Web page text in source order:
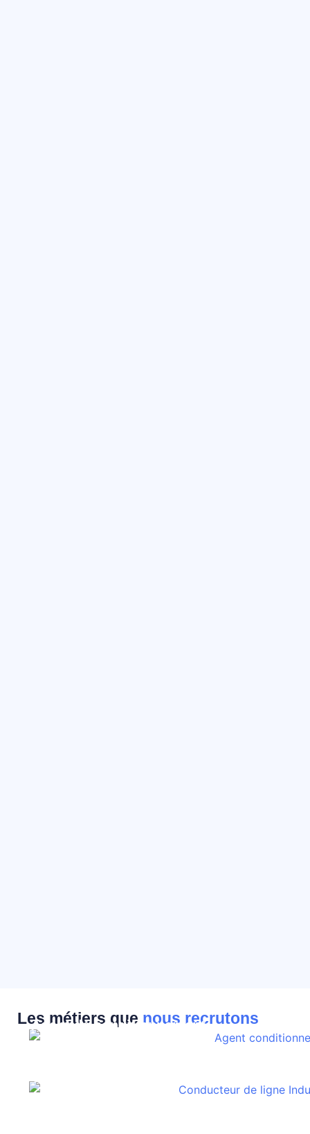
Les métiers que nous recrutons
Agent de conditionnement